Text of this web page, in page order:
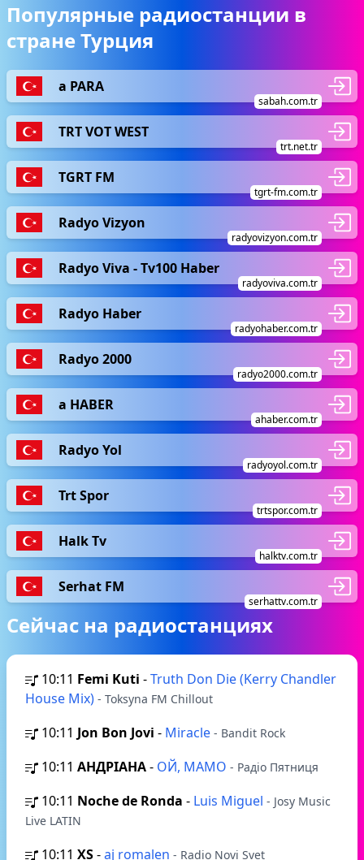
Популярные радиостанции в
стране Турция
a PARA
sabah.com.tr
TRT VOT WEST
trt.net.tr
TGRT FM
tgrt-fm.com.tr
Radyo Vizyon
radyovizyon.com.tr
Radyo Viva - Tv100 Haber
radyoviva.com.tr
Radyo Haber
radyohaber.com.tr
Radyo 2000
radyo2000.com.tr
a HABER
ahaber.com.tr
Radyo Yol
radyoyol.com.tr
Trt Spor
trtspor.com.tr
Halk Tv
halktv.com.tr
Serhat FM
serhattv.com.tr
Сейчас на радиостанциях
10:11 Femi Kuti -Truth Don Die (Kerry Chandler
House Mix) - Toksyna FM Chillout
10:11 Jon Bon Jovi - Miracle - Bandit Rock
10:11 АНДРІАНА- ОЙ, МАМО - Радіо Пятниця
10:11 Noche de Ronda - Luis Miguel - Josy Music
Live LATIN
10:11 XS-aj romalen - Radio Novi Svet